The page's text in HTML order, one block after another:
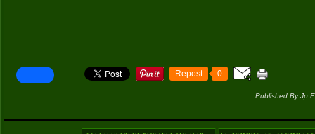
Repost 0
Published By Jp